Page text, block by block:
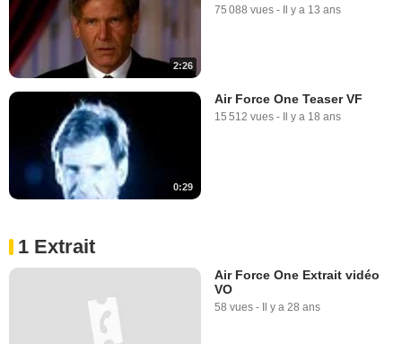
2:26
75 088 vues - Il y a 13 ans
0:29
Air Force One Teaser VF
15 512 vues - Il y a 18 ans
1 Extrait
Air Force One Extrait vidéo
VO
58 vues - Il y a 28 ans